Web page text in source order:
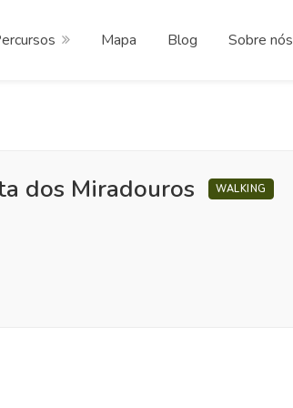
Mapa Blog Sobre nós
dos Miradouros WALKING